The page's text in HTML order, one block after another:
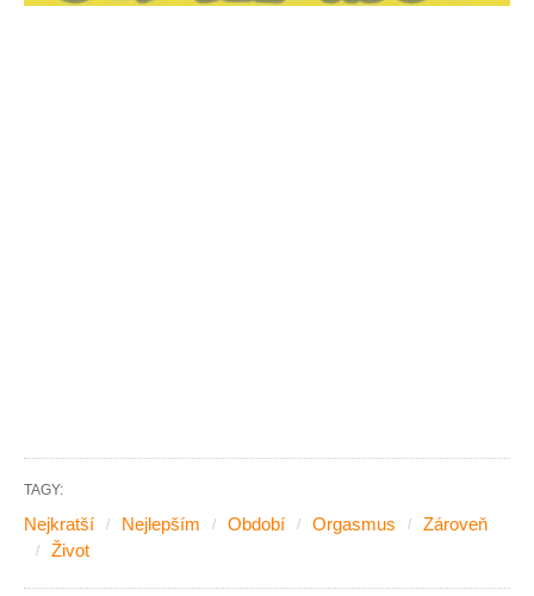
TAGY:
Nejkratší Nejlepším Období Orgasmus
Zároveň
Život